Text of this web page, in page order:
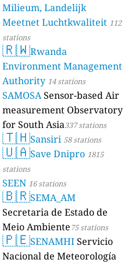
Milieum, Landelijk
Meetnet Luchtkwaliteit 112
stations
🇷🇼Rwanda
Environment Management
Authority 14 stations
SAMOSASensor-based Air
measurement Observatory
for South Asia337 stations
🇹🇭Sansiri 58 stations
🇺🇦Save Dnipro 1815
stations
SEEN 16 stations
🇧🇷SEMA_AM
Secretaria de Estado de
Meio Ambiente75 stations
🇵🇪SENAMHIServicio
Nacional de Meteorología